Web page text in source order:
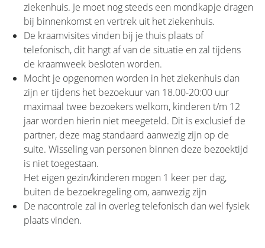
ziekenhuis. Je moet nog steeds een mondkapje dragen
bij binnenkomst en vertrek uit het ziekenhuis.
De kraamvisites vinden bij je thuis plaats of
telefonisch, dit hangt af van de situatie en zal tijdens
de kraamweek besloten worden.
Mocht je opgenomen worden in het ziekenhuis dan
zijn er tijdens het bezoekuur van 18.00-20:00 uur
maximaal twee bezoekers welkom, kinderen t/m 12
jaar worden hierin niet meegeteld. Dit is exclusief de
partner, deze mag standaard aanwezig zijn op de
suite. Wisseling van personen binnen deze bezoektijd
is niet toegestaan.
Het eigen gezin/kinderen mogen 1 keer per dag,
buiten de bezoekregeling om, aanwezig zijn
De nacontrole zal in overleg telefonisch dan wel fysiek
plaats vinden.